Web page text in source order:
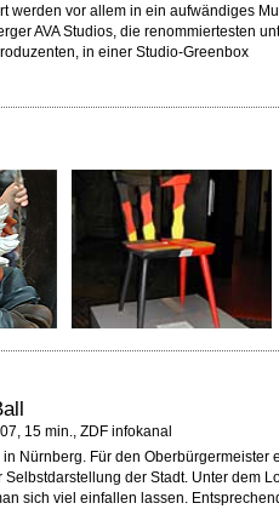
werden vor allem in ein aufwändiges
AVA Studios, die renommiertesten
in einer Studio-Greenbox
15 min., ZDF infokanal
Nürnberg. Für den Oberbürgermeister
der Stadt. Unter dem
sich viel einfallen lassen.